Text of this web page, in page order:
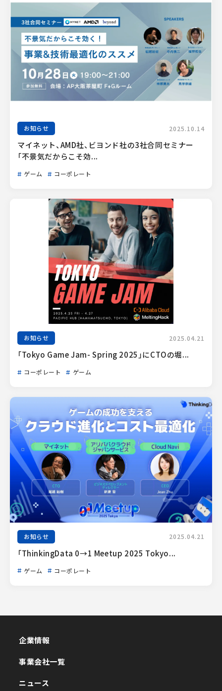
お知らせ 2025.10.14
マイネット、AMD社、ビヨンド社の3社合同セミナー
「不景気だからこそ効...
ゲーム コーポレート
お知らせ 2025.04.21
「Tokyo Game Jam- Spring 2025」にCTOの堀...
コーポレート ゲーム
お知らせ 2025.04.21
「ThinkingData 0→1 Meetup 2025 Tokyo...
ゲーム コーポレート
企業情報
事業会社一覧
ニュース